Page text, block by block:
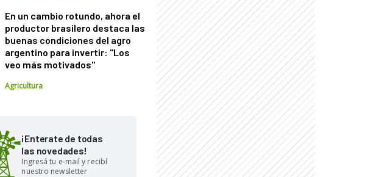
En un cambio rotundo, ahora el
productor brasilero destaca las
buenas condiciones del agro
argentino para invertir: "Los
veo más motivados"
Agricultura
¡Enterate de todas
las novedades!
Ingresá tu e-mail y recibí
nuestro newsletter